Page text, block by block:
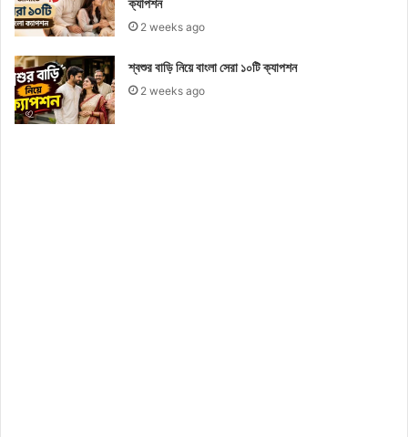
2 weeks ago
শ্বশুর বাড়ি নিয়ে বাংলা সেরা ১০টি ক্যাপশন
2 weeks ago